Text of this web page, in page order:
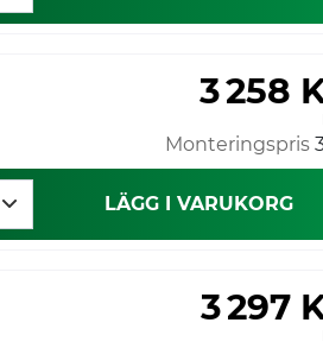
3 258
Monteringspris
LÄGG I VARUKORG
3 297